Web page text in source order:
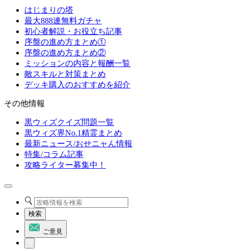
はじまりの塔
最大888連無料ガチャ
初心者解説・お役立ち記事
序盤の進め方まとめ①
序盤の進め方まとめ②
ミッションの内容と報酬一覧
敵スキルと対策まとめ
デッキ購入のおすすめを紹介
その他情報
黒ウィズクイズ問題一覧
黒ウィズ界No.1精霊まとめ
最新ニュース/おせニャん情報
特集/コラム記事
攻略ライター募集中！
検索
ご意見